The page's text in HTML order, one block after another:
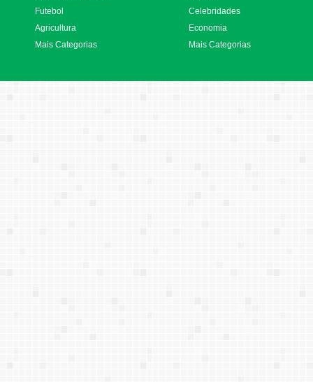
Futebol
Agricultura
Mais Categorias
Celebridades
Economia
Mais Categorias